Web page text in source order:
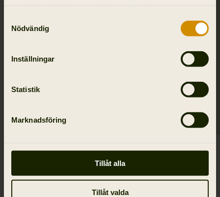
Nödvändig
Inställningar
Statistik
Marknadsföring
Tillåt alla
Tillåt valda
Wildboar Pro camo
2 395.00 SEK
Wildboar ProTech bälte